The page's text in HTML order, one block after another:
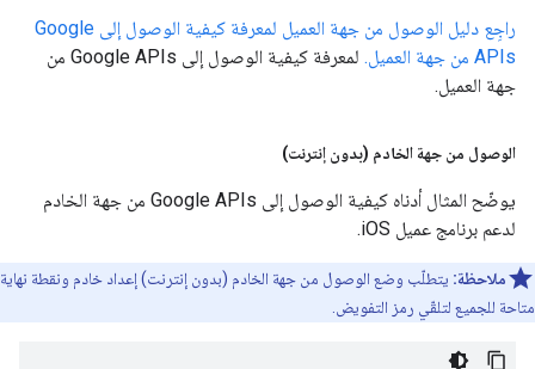
راجِع دليل الوصول من جهة العميل لمعرفة كيفية الوصول إلى Google
APIs من جهة العميل.
لمعرفة كيفية الوصول إلى Google APIs من
جهة العميل.
الوصول من جهة الخادم (بدون إنترنت)
يوضّح المثال أدناه كيفية الوصول إلى Google APIs من جهة الخادم
لدعم برنامج عميل iOS.
ملاحظة: يتطلّب وضع الوصول من جهة الخادم (بدون إنترنت) إعداد خادم ونقطة نهاية
متاحة للجميع لتلقّي رمز التفويض.